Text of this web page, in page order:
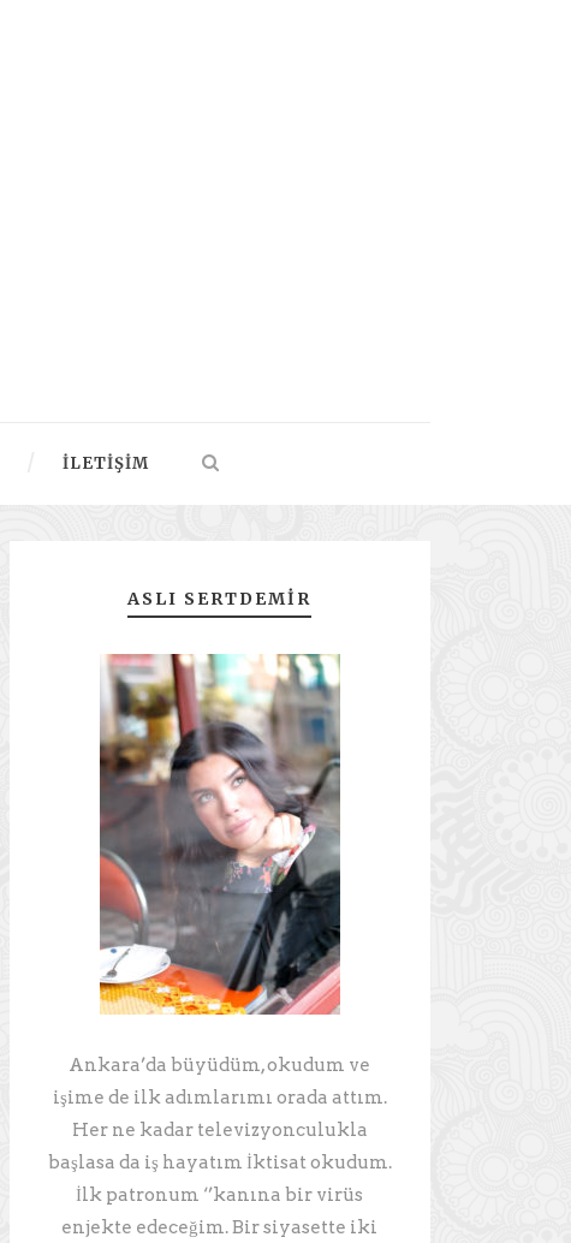
İLETIŞIM
ASLI SERTDEMIR
Ankara’da büyüdüm, okudum ve
işime de ilk adımlarımı orada attım.
Her ne kadar televizyonculukla
başlasa da iş hayatım İktisat okudum.
İlk patronum ‘’kanına bir virüs
enjekte edeceğim. Bir siyasette iki